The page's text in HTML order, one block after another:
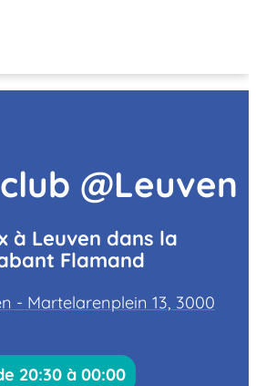
@Leuven
à Leuven dans la
Flamand
- Martelarenplein 13, 3000
20:30 à 00:00